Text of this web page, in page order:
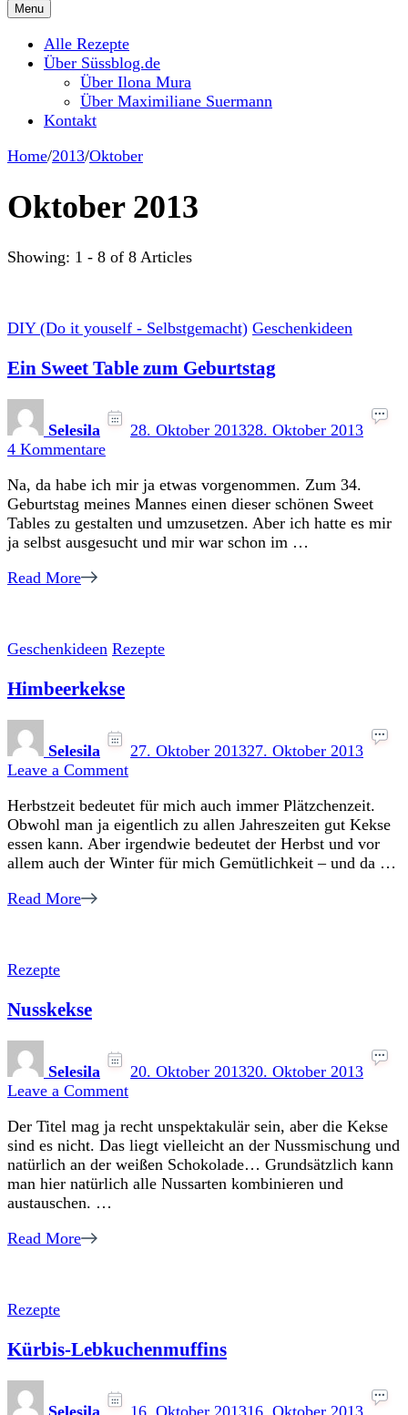
suessblog.de
Menu
Alle Rezepte
Über Süssblog.de
Über Ilona Mura
Über Maximiliane Suermann
Kontakt
Home/2013/Oktober
Oktober 2013
Showing: 1 - 8 of 8 Articles
DIY (Do it youself - Selbstgemacht) Geschenkideen
Ein Sweet Table zum Geburtstag
Selesila 28. Oktober 201328. Oktober 2013
4 Kommentarezu
Sweet
Table
zum
Geburtstag
Na, da habe ich mir ja etwas vorgenommen. Zum 34.
Geburtstag meines Mannes einen dieser schönen Sweet
Tables zu gestalten und umzusetzen. Aber ich hatte es mir
ja selbst ausgesucht und mir war schon im …
Read More
Geschenkideen Rezepte
Himbeerkekse
Selesila 27. Oktober 201327. Oktober 2013
Leave a Commenton
Herbstzeit bedeutet für mich auch immer Plätzchenzeit.
Obwohl man ja eigentlich zu allen Jahreszeiten gut Kekse
essen kann. Aber irgendwie bedeutet der Herbst und vor
allem auch der Winter für mich Gemütlichkeit – und da …
Read More
Rezepte
Nusskekse
Selesila 20. Oktober 201320. Oktober 2013
Leave a Commenton
Der Titel mag ja recht unspektakulär sein, aber die Kekse
sind es nicht. Das liegt vielleicht an der Nussmischung und
natürlich an der weißen Schokolade… Grundsätzlich kann
man hier natürlich alle Nussarten kombinieren und
austauschen. …
Read More
Rezepte
Kürbis-Lebkuchenmuffins